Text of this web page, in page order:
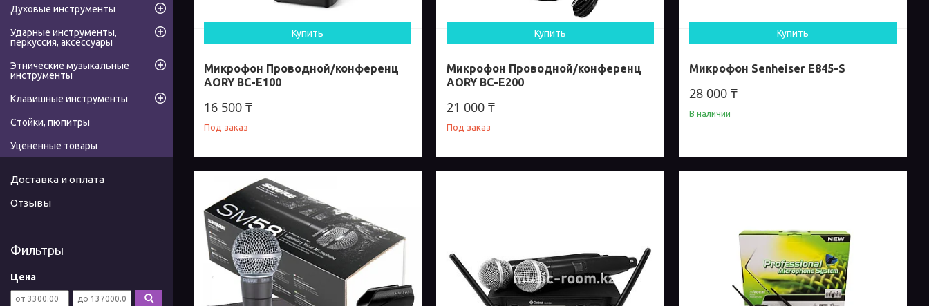
Купить
Микрофон Проводной/конференц
AORY BC-E100
16 500 ₸
Под заказ
Купить
Микрофон Проводной/конференц
AORY BC-E200
21 000 ₸
Под заказ
Купить
Микрофон Senheiser E845-S
28 000 ₸
В наличии
Духовые инструменты
Ударные инструменты,
перкуссия, аксессуары
Этнические музыкальные
инструменты
Клавишные инструменты
Стойки, пюпитры
Уцененные товары
Доставка и оплата
Отзывы
Фильтры
Цена